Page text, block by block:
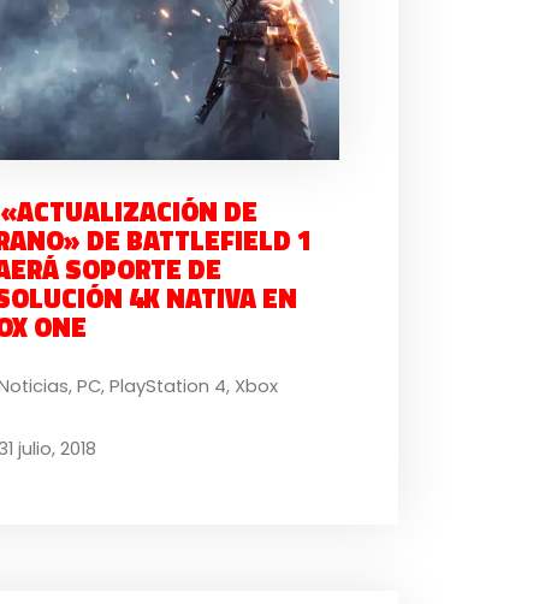
DE
DE BATTLEFIELD 1
SOPORTE DE
4K NATIVA EN
ONE
,PC,PlayStation 4, Xbox
julio, 2018